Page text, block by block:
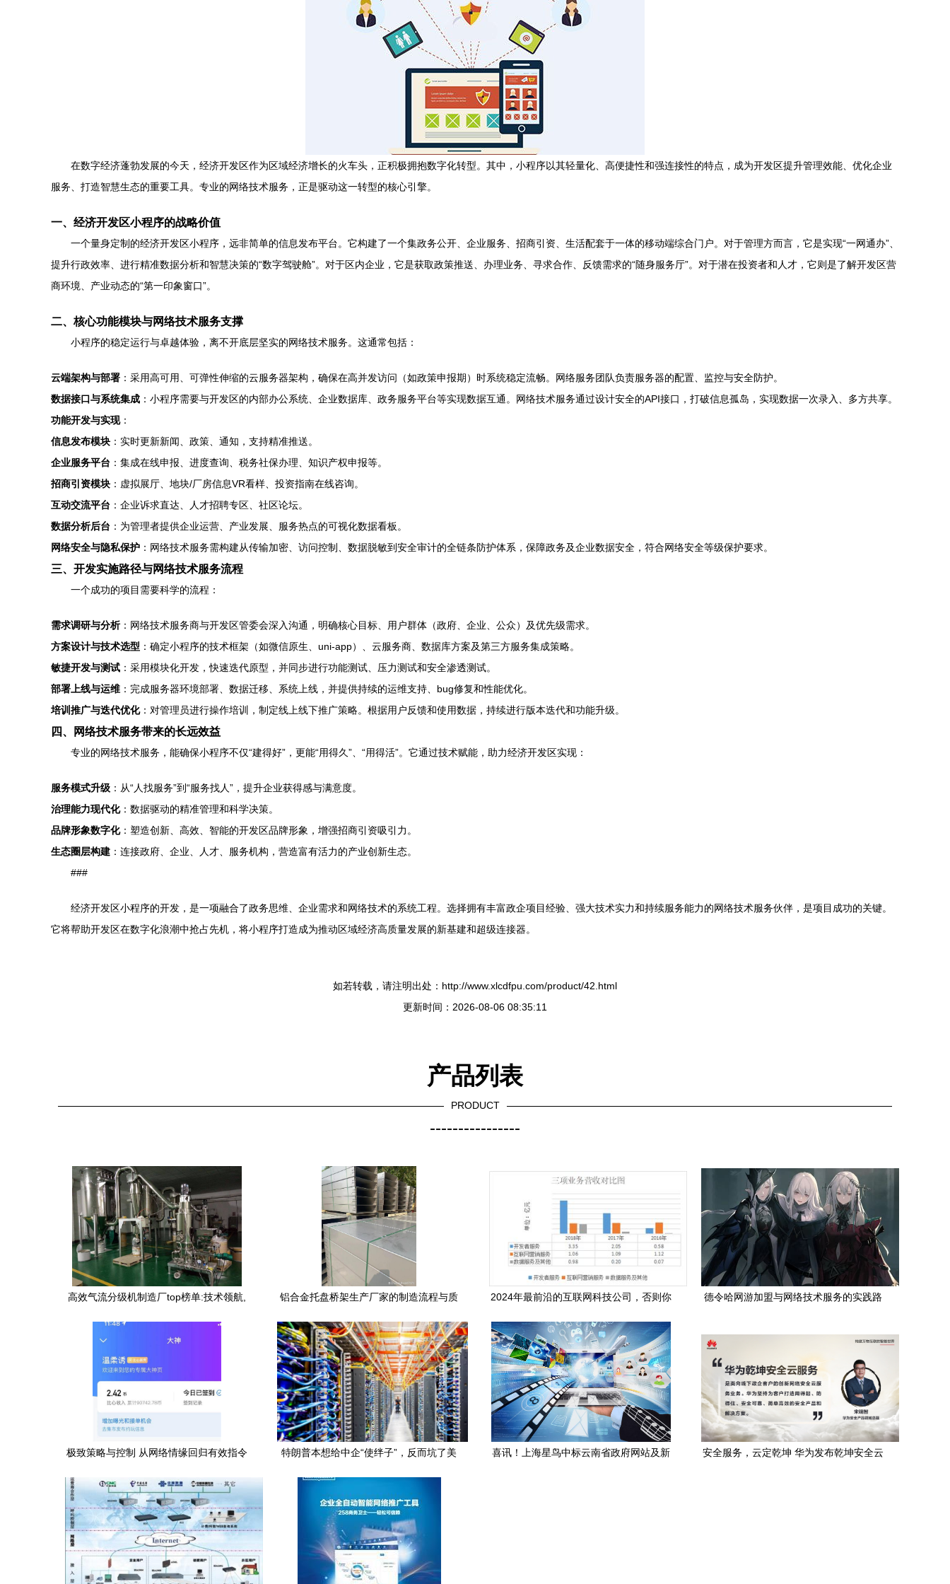
在数字经济蓬勃发展的今天，经济开发区作为区域经济增长的火车头，正积极拥抱数字化转型。其中，小程序以其轻量化、高便捷性和强连接性的特点，成为开发区提升管理效能、优化企业
服务、打造智慧生态的重要工具。专业的网络技术服务，正是驱动这一转型的核心引擎。
一、经济开发区小程序的战略价值
一个量身定制的经济开发区小程序，远非简单的信息发布平台。它构建了一个集政务公开、企业服务、招商引资、生活配套于一体的移动端综合门户。对于管理方而言，它是实现“一网通办”、
提升行政效率、进行精准数据分析和智慧决策的“数字驾驶舱”。对于区内企业，它是获取政策推送、办理业务、寻求合作、反馈需求的“随身服务厅”。对于潜在投资者和人才，它则是了解开发区营
商环境、产业动态的“第一印象窗口”。
二、核心功能模块与网络技术服务支撑
小程序的稳定运行与卓越体验，离不开底层坚实的网络技术服务。这通常包括：
云端架构与部署 ：采用高可用、可弹性伸缩的云服务器架构，确保在高并发访问（如政策申报期）时系统稳定流畅。网络服务团队负责服务器的配置、监控与安全防护。
数据接口与系统集成 ：小程序需要与开发区的内部办公系统、企业数据库、政务服务平台等实现数据互通。网络技术服务通过设计安全的API接口，打破信息孤岛，实现数据一次录入、多方共享。
功能开发与实现：
信息发布模块 ：实时更新新闻、政策、通知，支持精准推送。
企业服务平台 ：集成在线申报、进度查询、税务社保办理、知识产权申报等。
招商引资模块 ：虚拟展厅、地块/厂房信息VR看样、投资指南在线咨询。
互动交流平台 ：企业诉求直达、人才招聘专区、社区论坛。
数据分析后台 ：为管理者提供企业运营、产业发展、服务热点的可视化数据看板。
网络安全与隐私保护 ：网络技术服务需构建从传输加密、访问控制、数据脱敏到安全审计的全链条防护体系，保障政务及企业数据安全，符合网络安全等级保护要求。
三、开发实施路径与网络技术服务流程
一个成功的项目需要科学的流程：
需求调研与分析：网络技术服务商与开发区管委会深入沟通，明确核心目标、用户群体（政府、企业、公众）及优先级需求。
方案设计与技术选型 ：确定小程序的技术框架（如微信原生、uni-app）、云服务商、数据库方案及第三方服务集成策略。
敏捷开发与测试 ：采用模块化开发，快速迭代原型，并同步进行功能测试、压力测试和安全渗透测试。
部署上线与运维 ：完成服务器环境部署、数据迁移、系统上线，并提供持续的运维支持、bug修复和性能优化。
培训推广与迭代优化：对管理员进行操作培训，制定线上线下推广策略。根据用户反馈和使用数据，持续进行版本迭代和功能升级。
四、网络技术服务带来的长远效益
专业的网络技术服务，能确保小程序不仅“建得好”，更能“用得久”、“用得活”。它通过技术赋能，助力经济开发区实现：
服务模式升级 ：从“人找服务”到“服务找人”，提升企业获得感与满意度。
治理能力现代化：数据驱动的精准管理和科学决策。
品牌形象数字化：塑造创新、高效、智能的开发区品牌形象，增强招商引资吸引力。
生态圈层构建 ：连接政府、企业、人才、服务机构，营造富有活力的产业创新生态。
###
经济开发区小程序的开发，是一项融合了政务思维、企业需求和网络技术的系统工程。选择拥有丰富政企项目经验、强大技术实力和持续服务能力的网络技术服务伙伴，是项目成功的关键。
它将帮助开发区在数字化浪潮中抢占先机，将小程序打造成为推动区域经济高质量发展的新基建和超级连接器。
如若转载，请注明出处：http://www.xlcdfpu.com/product/42.html
更新时间：2026-08-06 08:35:11
产品列表
PRODUCT
----------------
高效气流分级机制造厂top榜单:技术领航,
铝合金托盘桥架生产厂家的制造流程与质
2024年最前沿的互联网科技公司，否则你
德令哈网游加盟与网络技术服务的实践路
极致策略与控制 从网络情缘回归有效指令
特朗普本想给中企“使绊子”，反而坑了美
喜讯！上海星鸟中标云南省政府网站及新
安全服务，云定乾坤 华为发布乾坤安全云